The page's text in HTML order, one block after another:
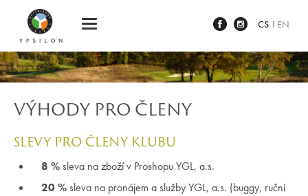
CS EN
VÝHODY PRO ČLENY
SLEVY PRO ČLENY KLUBU
8 %sleva na zboží v Proshopu YGL, a.s.
20 %sleva na pronájem a služby YGL, a.s. (buggy, ruční